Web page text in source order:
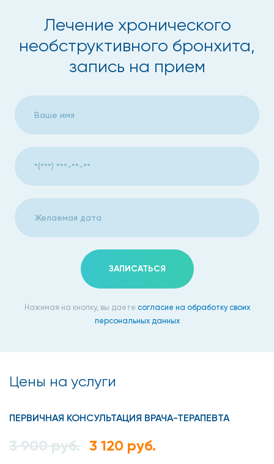
При гнойном многолетнем хроническом бронхите
возможно развитие утолщений концевых фаланг
("барабанные палочки") и утолщение ногтей
("часовые стекла").
При перкуссии легких в случае развития эмфиземы
перкуторный звук коробочный и заметно ограничение
дыхательной подвижности легких. При аускультации
определяется жесткое дыхание с удлиненным выдохом,
сухие свистящие и жужжащие хрипы, разнокалиберные
Если Вам понравился материал, поделитесь им с друзьями!
Лечение хронического
необструктивного бронхита,
запись на прием
ЗАПИСАТЬСЯ
Нажимая на кнопку, вы даете согласие на обработку своих
персональных данных
Цены на услуги
ПЕРВИЧНАЯ КОНСУЛЬТАЦИЯ ВРАЧА-ТЕРАПЕВТА
3 900 руб. 3 120 руб.